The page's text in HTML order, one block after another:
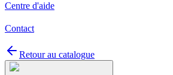
Centre d'aide
Contact
Retour au catalogue